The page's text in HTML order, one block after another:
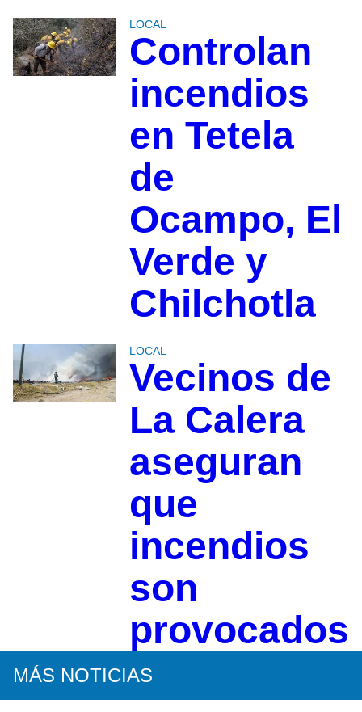
LOCAL
Controlan
incendios
en Tetela
de
Ocampo, El
Verde y
Chilchotla
LOCAL
Vecinos de
La Calera
aseguran
que
incendios
son
provocados
MÁS NOTICIAS